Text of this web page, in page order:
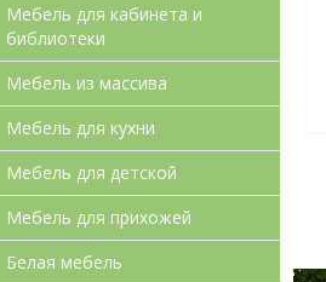
Мебель для кабинета и
библиотеки
Мебель из массива
Мебель для кухни
Мебель для детcкой
Мебель для прихожей
Белая мебель